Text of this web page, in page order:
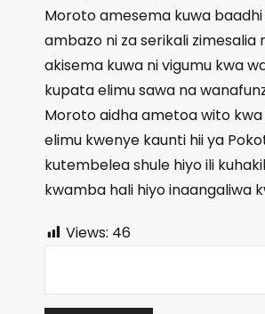
Moroto amesema kuwa baadhi
ambazo ni za serikali zimesalia
akisema kuwa ni vigumu kwa
kupata elimu sawa na
Moroto aidha ametoa wito kwa
elimu kwenye kaunti hii ya
kutembelea shule hiyo ili
kwamba hali hiyo inaangaliwa
Views: 46